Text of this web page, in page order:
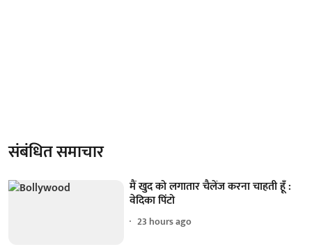
संबंधित समाचार
मैं खुद को लगातार चैलेंज करना चाहती हूँ :
वेदिका पिंटो
23 hours ago